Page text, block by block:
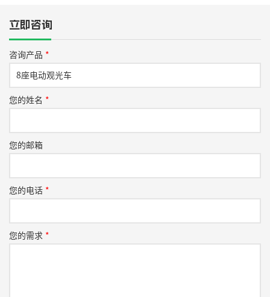
立即咨询
咨询产品 *
您的姓名 *
您的邮箱
您的电话 *
您的需求 *